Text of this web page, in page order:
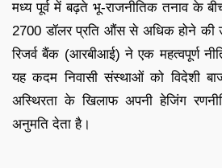
मध्य पूर्व में बढ़ते भू-राजनीतिक तनाव के
2700 डॉलर प्रति औंस से अधिक होने की
रिजर्व बैंक (आरबीआई) ने एक महत्वपूर्ण
यह कदम निवासी संस्थाओं को विदेशी
अस्थिरता के खिलाफ अपनी हेजिंग
अनुमति देता है।